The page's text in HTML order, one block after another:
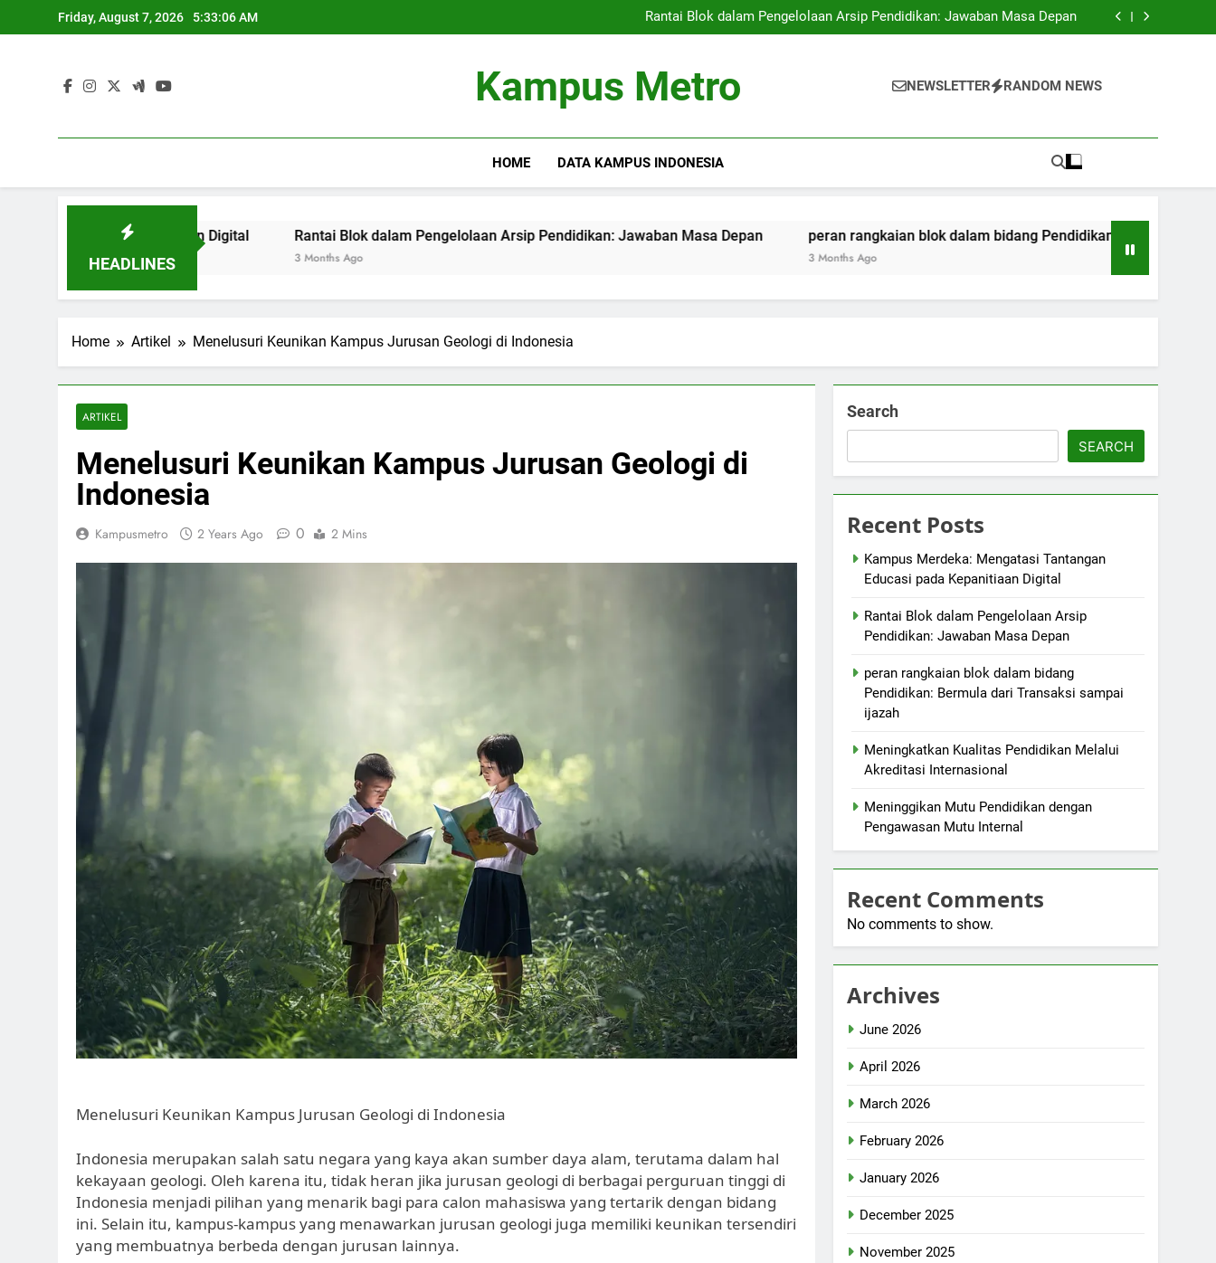
to
Friday, August 7, 2026 5:33:07 AM
Rantai Blok dalam Pengelolaan Arsip Pendidikan: Jawaban Masa Depan
peran rangkaian blok dalam bidang Pendidikan: Bermula dari Transaksi
Rantai Blok dalam Pengelolaan Arsip Pendidikan: Jawaban Masa Depan
peran rangkaian blok dalam bidang Pendidikan: Bermula dari Transaksi
Kampus Metro NEWSLETTER RANDOM NEWS
HOME DATA KAMPUS INDONESIA
HEADLINES
Kepanitiaan Digital Rantai Blok dalam Pengelolaan Arsip Pendidikan: Jawaban Masa Depan peran rangkaian blok dalam bidang Pendidikan: Bermula dari Transaksi
Home Artikel Menelusuri Keunikan Kampus Jurusan Geologi di Indonesia
ARTIKEL
Menelusuri Keunikan Kampus Jurusan Geologi di
Indonesia
Kampusmetro 2 Years Ago 0 2 Mins
Menelusuri Keunikan Kampus Jurusan Geologi di Indonesia
Indonesia merupakan salah satu negara yang kaya akan sumber daya alam, terutama dalam hal
kekayaan geologi. Oleh karena itu, tidak heran jika jurusan geologi di berbagai perguruan tinggi di
Indonesia menjadi pilihan yang menarik bagi para calon mahasiswa yang tertarik dengan bidang
ini. Selain itu, kampus-kampus yang menawarkan jurusan geologi juga memiliki keunikan tersendiri
yang membuatnya berbeda dengan jurusan lainnya.
Search
SEARCH
Recent Posts
Kampus Merdeka: Mengatasi Tantangan
Educasi pada Kepanitiaan Digital
Rantai Blok dalam Pengelolaan Arsip
Pendidikan: Jawaban Masa Depan
peran rangkaian blok dalam bidang
Pendidikan: Bermula dari Transaksi sampai
ijazah
Meningkatkan Kualitas Pendidikan Melalui
Akreditasi Internasional
Meninggikan Mutu Pendidikan dengan
Pengawasan Mutu Internal
Recent Comments
No comments to show.
Archives
June 2026
April 2026
March 2026
February 2026
January 2026
December 2025
November 2025